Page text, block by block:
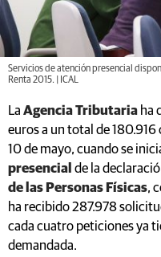
Servicios de atención presencial
Renta 2015. | ICAL
La Agencia Tributaria ha
euros a un total de
10 de mayo, cuando se
presencial de la
de las Personas Físicas,
ha recibido 287.978
cada cuatro peticiones ya
demandada.